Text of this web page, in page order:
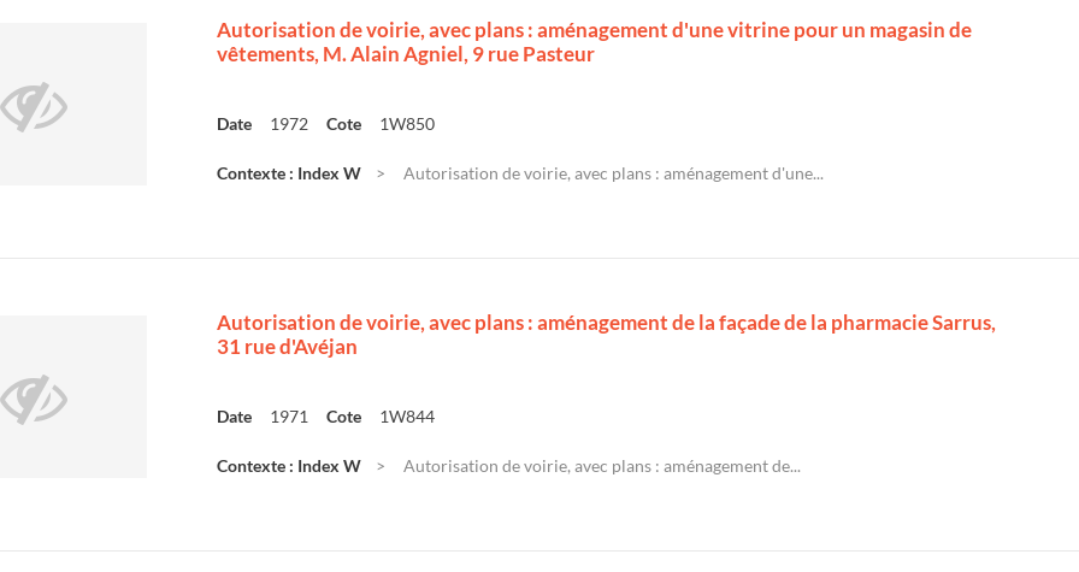
Autorisation de voirie, avec plans : aménagement d'une vitrine pour un magasin de
vêtements, M. Alain Agniel, 9 rue Pasteur
Date 1972 Cote 1W850
Contexte : Index W Autorisation de voirie, avec plans : aménagement d'une...
Autorisation de voirie, avec plans : aménagement de la façade de la pharmacie Sarrus,
31 rue d'Avéjan
Date 1971 Cote 1W844
Contexte : Index W Autorisation de voirie, avec plans : aménagement de...